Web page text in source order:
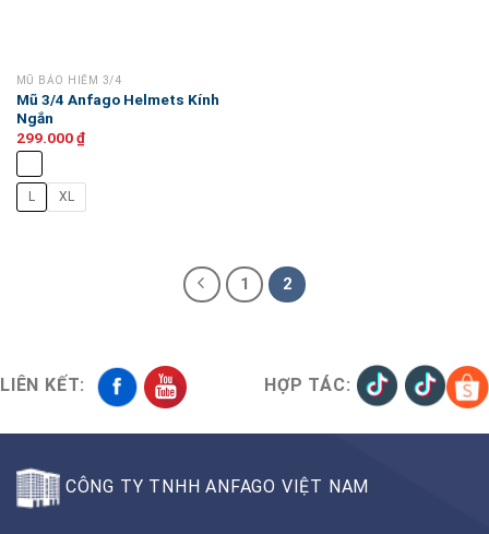
MŨ BẢO HIỂM 3/4
Mũ 3/4 Anfago Helmets Kính
Ngắn
299.000₫
L XL
1 2
LIÊN KẾT: HỢP TÁC:
CÔNG TY TNHH ANFAGO VIỆT NAM